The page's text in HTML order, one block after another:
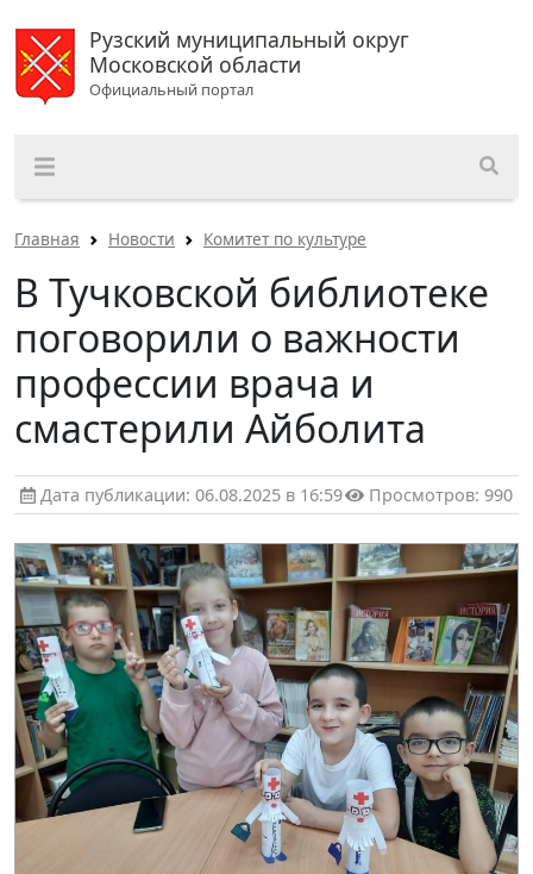
Рузский муниципальный округ
Московской области
Официальный портал
Главная Новости Комитет по культуре
В Тучковской библиотеке
поговорили о важности
профессии врача и
смастерили Айболита
Дата публикации: 06.08.2025 в 16:59 Просмотров: 990